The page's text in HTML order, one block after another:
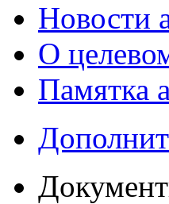
Новости
О
Памятка